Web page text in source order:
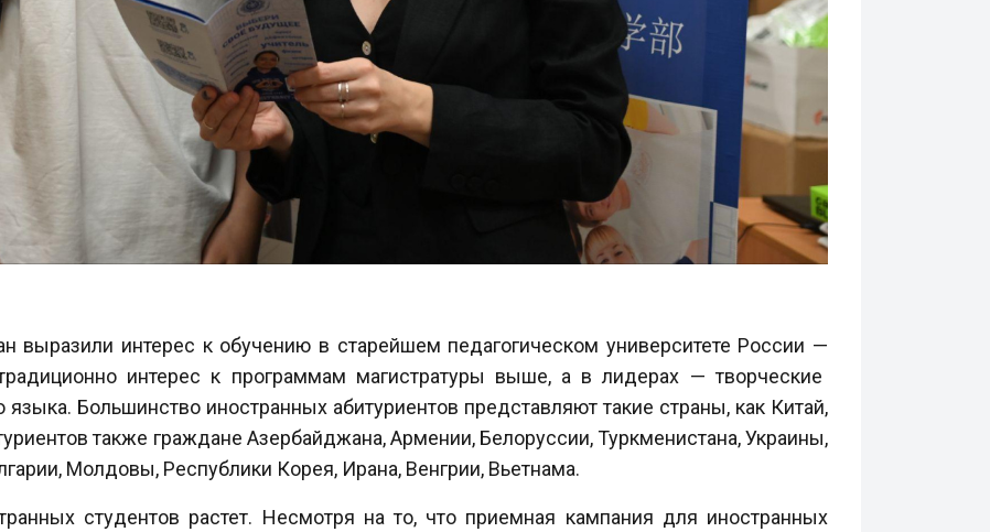
выразили интерес к обучению в старейшем педагогическом университете России —
интерес к программам магистратуры выше, а в лидерах — творческие
языка. Большинство иностранных абитуриентов представляют такие страны, как Китай,
также граждане Азербайджана, Армении, Белоруссии, Туркменистана, Украины,
Молдовы, Республики Корея, Ирана, Венгрии, Вьетнама.
студентов растет. Несмотря на то, что приемная кампания для иностранных